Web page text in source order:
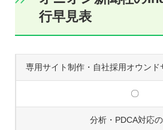
行早見表
専用サイト制作・自社採用オウン
〇
分析・PDCA対応